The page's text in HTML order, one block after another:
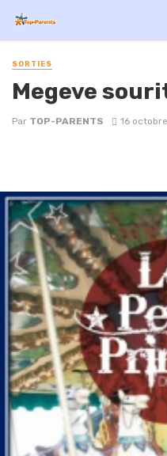
SORTIES
Megeve
Par TOP-PARENTS 16